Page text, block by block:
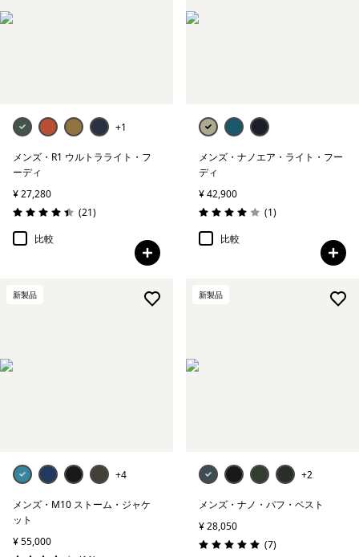
+1
メンズ・R1 ウルトラライト・フ
ーディ
¥ 27,280
評価: 4.4 / 5
(21レビュー
)
比較
メンズ・ナノエア・ライト・フー
ディ
¥ 42,900
評価: 4.0 / 5
(1レビュー
)
比較
新製品
+4
メンズ・M10 ストーム・ジャケ
ット
¥ 55,000
新製品
+2
メンズ・ナノ・パフ・ベスト
¥ 28,050
評価: 5.0 / 5
(7レビュー
)